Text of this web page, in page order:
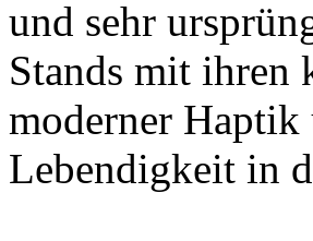
und sehr
Stands mit ihren
moderner Haptik
Lebendigkeit in